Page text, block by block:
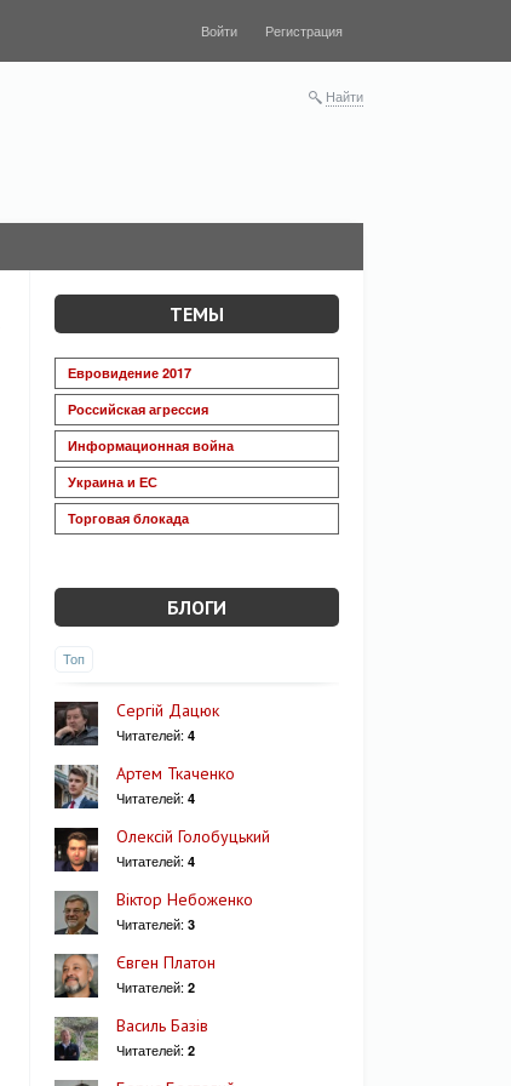
Войти Регистрация
Найти
ТЕМЫ
Евровидение 2017
Российская агрессия
Информационная война
Украина и ЕС
Торговая блокада
БЛОГИ
Топ
Сергій Дацюк
Читателей: 4
Артем Ткаченко
Читателей: 4
Олексій Голобуцький
Читателей: 4
Віктор Небоженко
Читателей: 3
Євген Платон
Читателей: 2
Василь Базів
Читателей: 2